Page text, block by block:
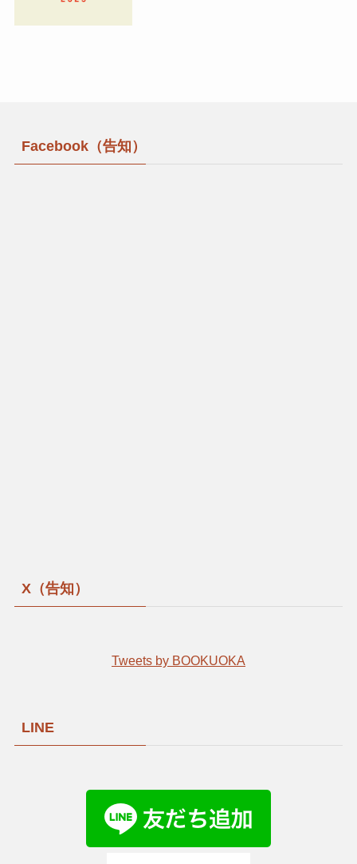
Facebook（告知）
X（告知）
Tweets by BOOKUOKA
LINE